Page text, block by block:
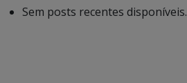
Sem posts recentes disponíveis.